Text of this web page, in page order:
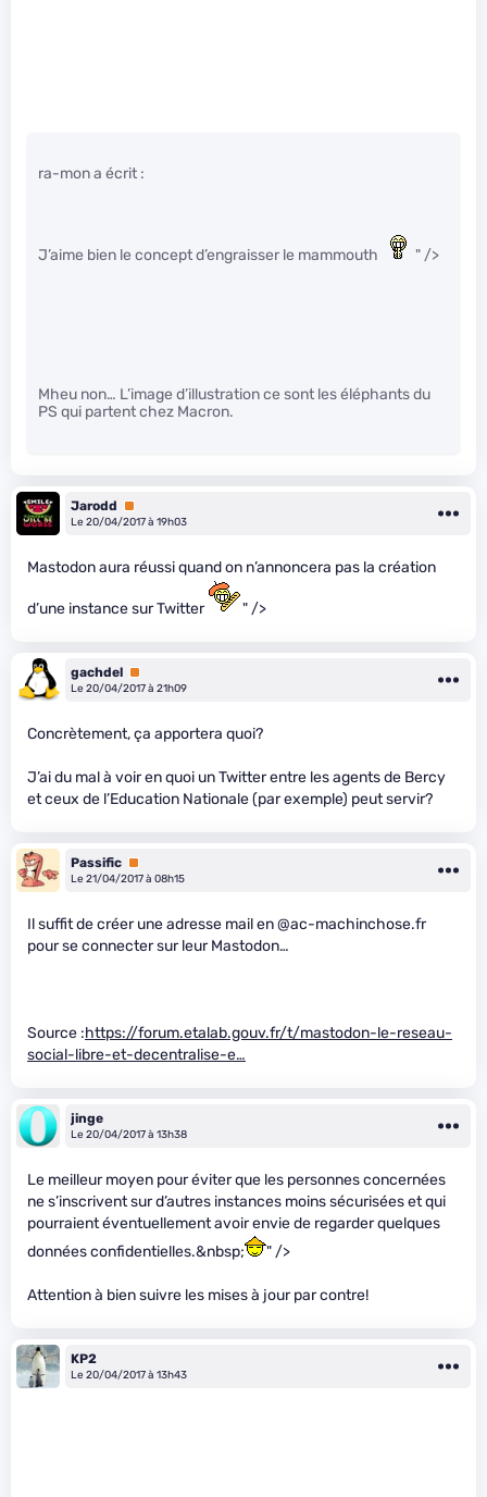
ra-mon a écrit :
J’aime bien le concept d’engraisser le mammouth " />
Mheu non… L’image d’illustration ce sont les éléphants du
PS qui partent chez Macron.
Jarodd
Premium
Le 20/04/2017 à 19h03
Mastodon aura réussi quand on n’annoncera pas la création
d’une instance sur Twitter " />
gachdel Premium
Le 20/04/2017 à 21h09
Concrètement, ça apportera quoi?
J’ai du mal à voir en quoi un Twitter entre les agents de Bercy
et ceux de l’Education Nationale (par exemple) peut servir?
Passific Premium
Le 21/04/2017 à 08h15
Il suffit de créer une adresse mail en @ac-machinchose.fr
pour se connecter sur leur Mastodon…
Source :https://forum.etalab.gouv.fr/t/mastodon-le-reseau-
social-libre-et-decentralise-e…
jinge
Le 20/04/2017 à 13h38
Le meilleur moyen pour éviter que les personnes concernées
ne s’inscrivent sur d’autres instances moins sécurisées et qui
pourraient éventuellement avoir envie de regarder quelques
données confidentielles.&nbsp;
" />
Attention à bien suivre les mises à jour par contre!
KP2
Le 20/04/2017 à 13h43